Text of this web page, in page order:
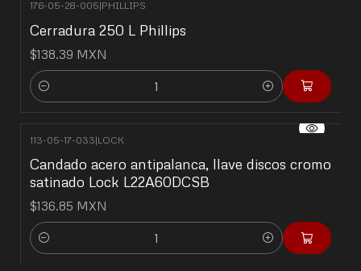
176-05-28-005|PHILLIPS
Cerradura 250 L Phillips
$138.39 MXN
Cantidad
113-05-17-033|LOCK
Candado acero antipalanca, llave discos cromo
satinado Lock L22A60DCSB
$136.85 MXN
Cantidad